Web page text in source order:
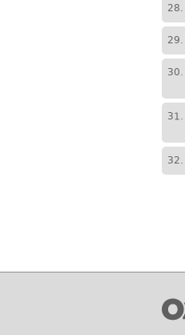
28.
29.
30.
31.
32.